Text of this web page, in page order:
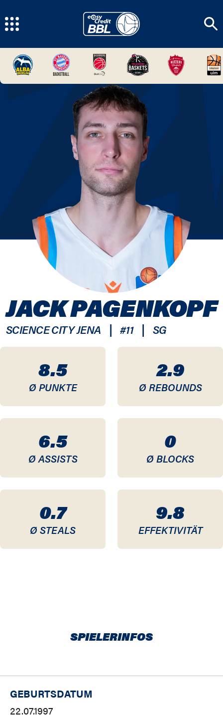
8.5
Ø PUNKTE
2.9
Ø REBOUNDS
6.5
Ø ASSISTS
0
Ø BLOCKS
0.7
Ø STEALS
9.8
EFFEKTIVITÄT
JACK PAGENKOPF
SCIENCE CITY JENA | #11 | SG
SPIELERINFOS
GEBURTSDATUM
22.07.1997